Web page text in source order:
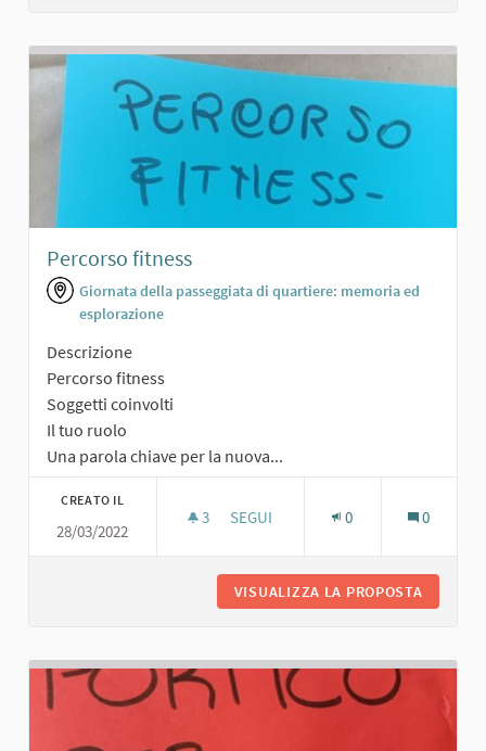
Percorso fitness
Giornata della passeggiata di quartiere: memoria ed
esplorazione
Descrizione
Percorso fitness
Soggetti coinvolti
Il tuo ruolo
Una parola chiave per la nuova...
CREATO IL
28/03/2022
3 3 SOSTENITORI
SEGUI 0 0
VISUALIZZA LA PROPOSTA